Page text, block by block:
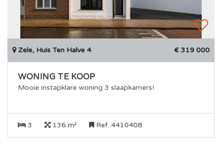
Zele, Huis Ten Halve 4 € 319 000
WONING TE KOOP
Mooie instapklare woning 3 slaapkamers!
3 136 m² Ref. 4410408